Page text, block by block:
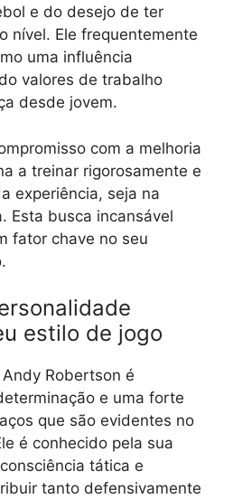
e do desejo de ter
nível. Ele frequentemente
uma influência
valores de trabalho
desde jovem.
com a melhoria
a treinar rigorosamente e
experiência, seja na
Esta busca incansável
fator chave no seu
estilo de jogo
Robertson é
e uma forte
que são evidentes no
é conhecido pela sua
tática e
tanto defensivamente